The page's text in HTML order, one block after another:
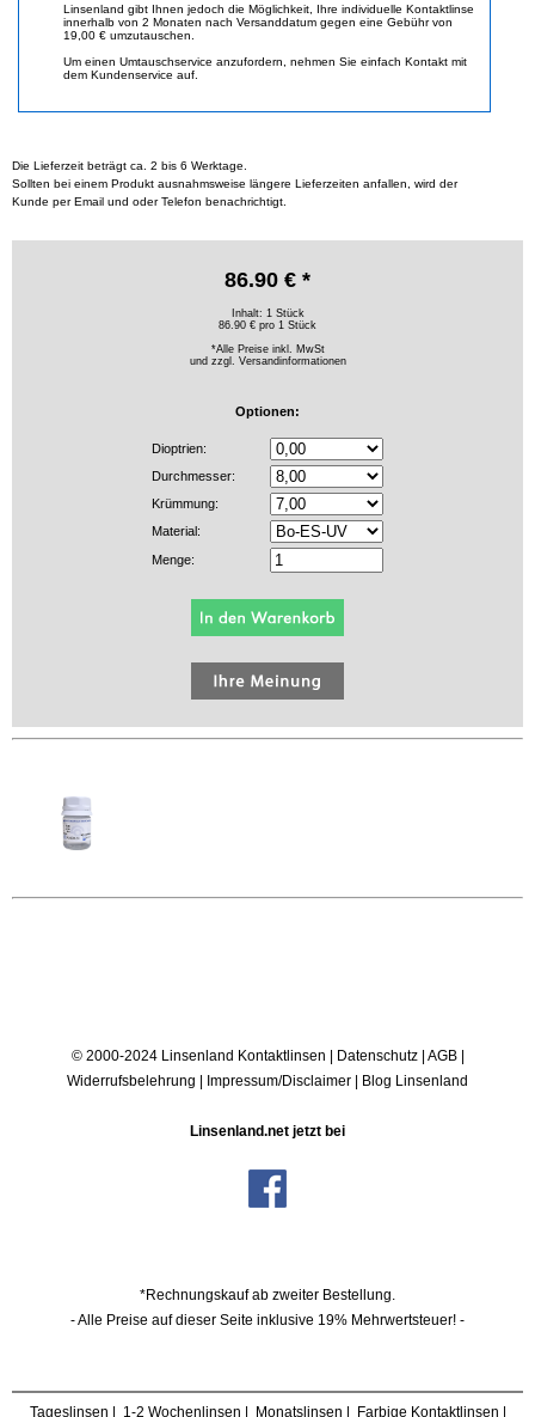
Linsenland gibt Ihnen jedoch die Möglichkeit, Ihre individuelle Kontaktlinse
innerhalb von 2 Monaten nach Versanddatum gegen eine Gebühr von
19,00 € umzutauschen.
Um einen Umtauschservice anzufordern, nehmen Sie einfach Kontakt mit
dem Kundenservice auf.
Die Lieferzeit beträgt ca. 2 bis 6 Werktage.
Sollten bei einem Produkt ausnahmsweise längere Lieferzeiten anfallen, wird der
Kunde per Email und oder Telefon benachrichtigt.
86.90 € *
Inhalt: 1 Stück
86.90 € pro 1 Stück
*Alle Preise inkl. MwSt
und zzgl. Versandinformationen
Optionen:
Dioptrien:
Durchmesser:
Krümmung:
Material:
Menge:
© 2000-2024 Linsenland Kontaktlinsen | Datenschutz| AGB|
Widerrufsbelehrung | Impressum/Disclaimer | Blog Linsenland
Linsenland.net jetzt bei
*Rechnungskauf ab zweiter Bestellung.
- Alle Preise auf dieser Seite inklusive 19% Mehrwertsteuer! -
Tageslinsen | 1-2 Wochenlinsen | Monatslinsen | Farbige Kontaktlinsen |